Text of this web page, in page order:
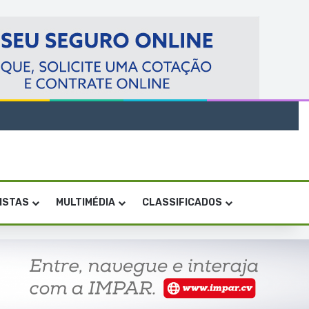
MULTIMÉDIA CLASSIFICADOS